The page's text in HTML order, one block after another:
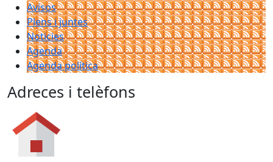
Avisos
Plens i juntes
Noticies
Agenda
Agenda política
Adreces i telèfons